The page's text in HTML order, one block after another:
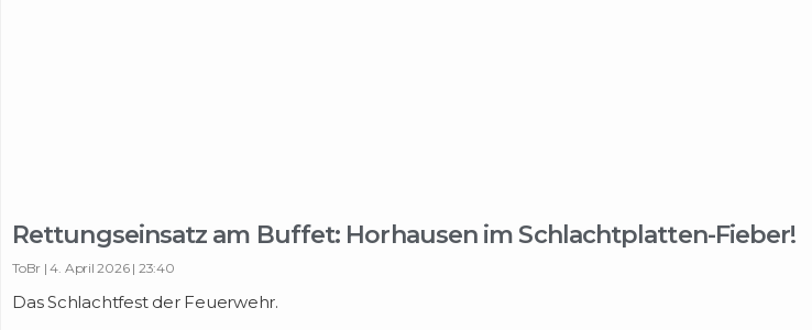
Rettungseinsatz am Buffet: Horhausen im Schlachtplatten-Fieber!
ToBr 4. April 2026 23:40
Das Schlachtfest der Feuerwehr.